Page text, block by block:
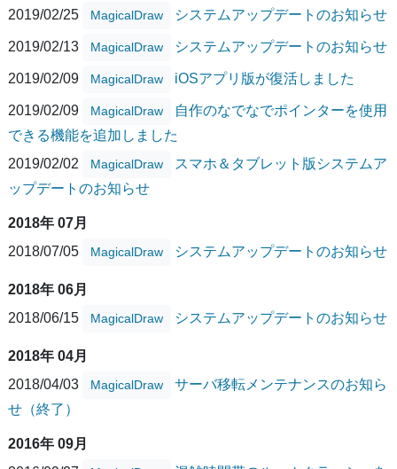
2019/02/25
MagicalDraw システムアップデートのお知らせ
2019/02/13 MagicalDraw システムアップデートのお知らせ
2019/02/09 MagicalDraw iOSアプリ版が復活しました
2019/02/09 MagicalDraw
自作のなでなでポインターを使用
できる機能を追加しました
2019/02/02
MagicalDraw
スマホ＆タブレット版システムア
ップデートのお知らせ
2018年 07月
2018/07/05
MagicalDraw システムアップデートのお知らせ
2018年 06月
2018/06/15
MagicalDraw システムアップデートのお知らせ
2018年 04月
2018/04/03
MagicalDraw
サーバ移転メンテナンスのお知ら
せ（終了）
2016年 09月